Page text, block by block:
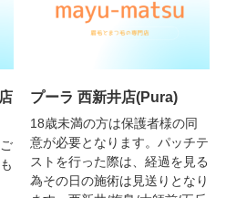
プーラ 西新井店(Pura)
18歳未満の方は保護者様の同
意が必要となります。パッチテ
ストを行った際は、経過を見る
為その日の施術は見送りとなり